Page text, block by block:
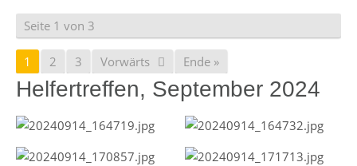
Seite 1 von 3
1 2 3 Vorwärts Ende »
Helfertreffen, September 2024